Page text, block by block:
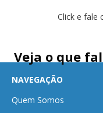
Click e fale
Veja o que
NAVEGAÇÃO
Quem Somos